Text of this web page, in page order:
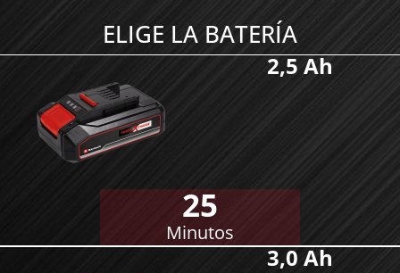
ELIGE LA BATERÍA
2,5 Ah
25
Minutos
3,0 Ah